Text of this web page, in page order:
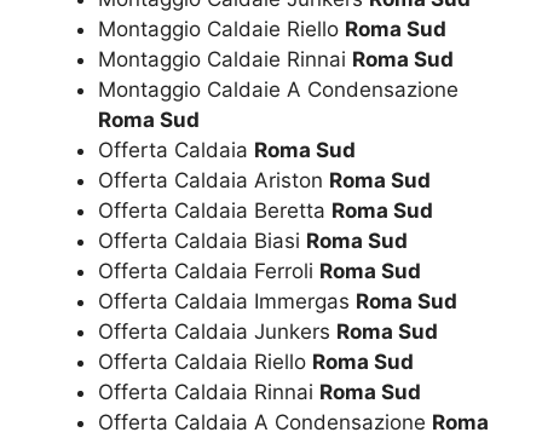
Montaggio Caldaie Riello Roma Sud
Montaggio Caldaie Rinnai Roma Sud
Montaggio Caldaie A Condensazione
Roma Sud
Offerta Caldaia Roma Sud
Offerta Caldaia Ariston Roma Sud
Offerta Caldaia Beretta Roma Sud
Offerta Caldaia Biasi Roma Sud
Offerta Caldaia Ferroli Roma Sud
Offerta Caldaia Immergas Roma Sud
Offerta Caldaia Junkers Roma Sud
Offerta Caldaia Riello Roma Sud
Offerta Caldaia Rinnai Roma Sud
Offerta Caldaia A Condensazione Roma